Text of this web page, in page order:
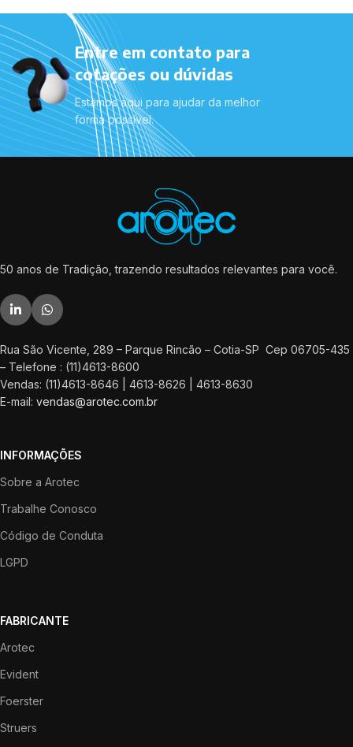
Entre em contato para
cotações ou dúvidas
Estamos aqui para ajudar da melhor
forma possível.
50 anos de Tradição, trazendo resultados relevantes para você.
Rua São Vicente, 289 – Parque Rincão – Cotia-SP Cep 06705-435
– Telefone : (11)4613-8600
Vendas: (11)4613-8646 | 4613-8626 | 4613-8630
E-mail: vendas@arotec.com.br
INFORMAÇÕES
Sobre a Arotec
Trabalhe Conosco
Código de Conduta
LGPD
FABRICANTE
Arotec
Evident
Foerster
Struers